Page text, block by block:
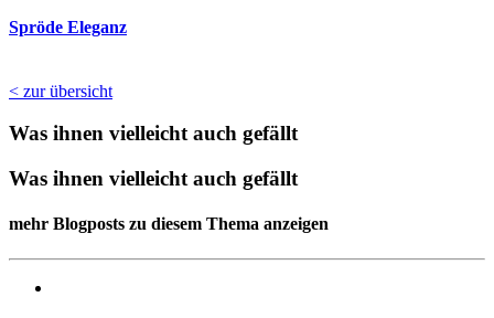
Spröde Eleganz
< zur übersicht
Was ihnen vielleicht auch gefällt
Was ihnen vielleicht auch gefällt
mehr Blogposts zu diesem Thema anzeigen